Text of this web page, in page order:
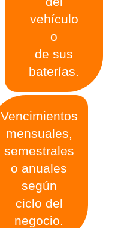
vehículo
o
de sus
baterías.
Vencimientos
mensuales,
semestrales
o anuales
según
ciclo del
negocio.